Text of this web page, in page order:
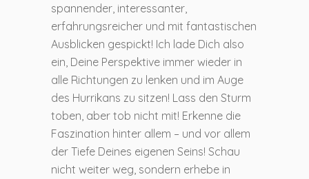
spannender, interessanter,
erfahrungsreicher und mit fantastischen
Ausblicken gespickt! Ich lade Dich also
ein, Deine Perspektive immer wieder in
alle Richtungen zu lenken und im Auge
des Hurrikans zu sitzen! Lass den Sturm
toben, aber tob nicht mit! Erkenne die
Faszination hinter allem – und vor allem
der Tiefe Deines eigenen Seins! Schau
nicht weiter weg, sondern erhebe in